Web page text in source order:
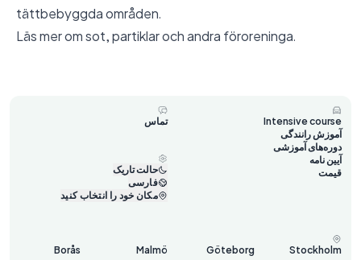
tättbebyggda områden.
Läs mer omsot, partiklar och andra föroreninga.
Intensive course
آموزش رانندگی
دوره‌های آموزشی
آیین نامه
قیمت
تماس
حالت تاریک
فارسی
مکان خود را انتخاب کنید
Stockholm
Göteborg
Malmö
Borås